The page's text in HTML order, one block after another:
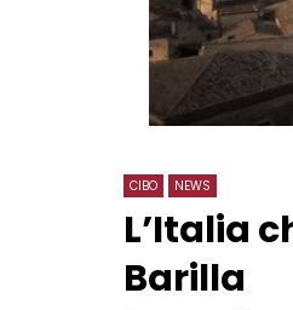
CIBO NEWS
L’Italia
Barilla